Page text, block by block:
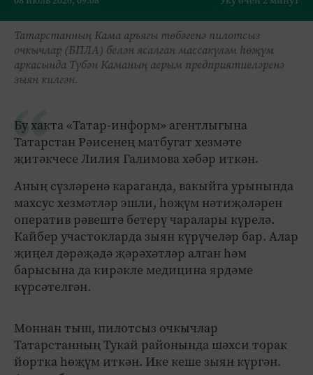
Татарстанның Кама аръягы төбәгенә пилотсыз
очкычлар (БПЛА) белән ясалган массакүләм һөҗүм
аркасында Түбән Каманың аерым предприятиеләренә
зыян килгән.
Бу хакта «Татар-информ» агентлыгына
Татарстан Рәисенең матбугат хезмәте
җитәкчесе Лилия Галимова хәбәр иткән.
Аның сүзләренә караганда, вакыйга урынында
махсус хезмәтләр эшли, һөҗүм нәтиҗәләрен
оператив рәвештә бетерү чаралары күрелә.
Кайбер участокларда зыян күрүчеләр бар. Алар
җиңел дәрәҗәдә җәрәхәтләр алган һәм
барысына да кирәкле медицина ярдәме
күрсәтелгән.
Моннан тыш, пилотсыз очкычлар
Татарстанның Тукай районында шәхси торак
йортка һөҗүм иткән. Ике кеше зыян күргән.